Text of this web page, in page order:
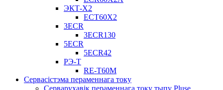
ЭКТ-X2
ECT60X2
3ECR
3ECR130
5ECR
5ECR42
РЭ-Т
RE-T60M
Сервасістэма пераменнага току
Серварухавік пераменнага току тыпу Pluse